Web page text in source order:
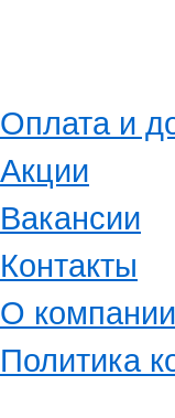
Оплата и
Акции
Вакансии
Контакты
О компании
Политика